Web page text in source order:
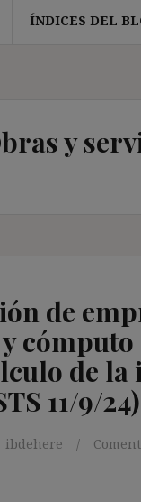
ÍNDICES DEL
y
de
cómputo
de
11/9/24)
ibdehere